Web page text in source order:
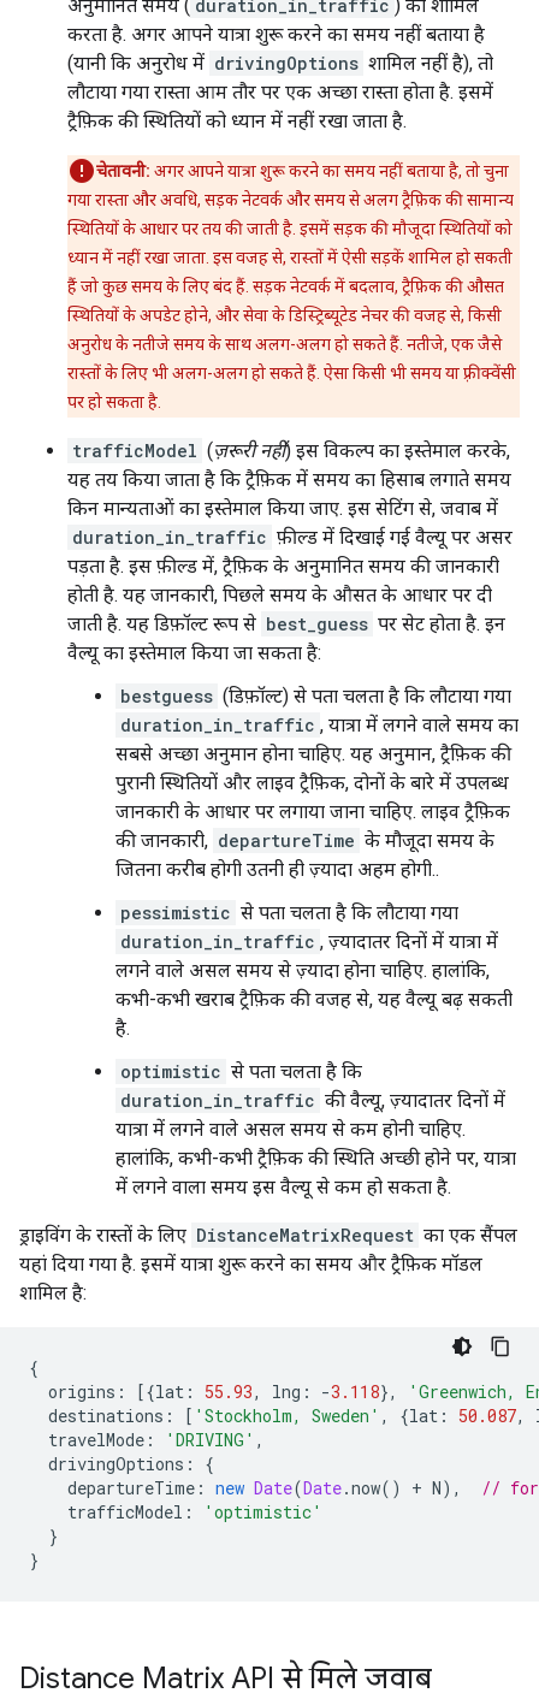
अनुमानित समय ( duration_in_traffic ) को शामिल
करता है. अगर आपने यात्रा शुरू करने का समय नहीं बताया है
(यानी कि अनुरोध में drivingOptions शामिल नहीं है), तो
लौटाया गया रास्ता आम तौर पर एक अच्छा रास्ता होता है. इसमें
ट्रैफ़िक की स्थितियों को ध्यान में नहीं रखा जाता है.
चेतावनी: अगर आपने यात्रा शुरू करने का समय नहीं बताया है, तो चुना
गया रास्ता और अवधि, सड़क नेटवर्क और समय से अलग ट्रैफ़िक की सामान्य
स्थितियों के आधार पर तय की जाती है. इसमें सड़क की मौजूदा स्थितियों को
ध्यान में नहीं रखा जाता. इस वजह से, रास्तों में ऐसी सड़कें शामिल हो सकती
हैं जो कुछ समय के लिए बंद हैं. सड़क नेटवर्क में बदलाव, ट्रैफ़िक की औसत
स्थितियों के अपडेट होने, और सेवा के डिस्ट्रिब्यूटेड नेचर की वजह से, किसी
अनुरोध के नतीजे समय के साथ अलग-अलग हो सकते हैं. नतीजे, एक जैसे
रास्तों के लिए भी अलग-अलग हो सकते हैं. ऐसा किसी भी समय या फ़्रीक्वेंसी
पर हो सकता है.
trafficModel (ज़रूरी नहीं) इस विकल्प का इस्तेमाल करके,
यह तय किया जाता है कि ट्रैफ़िक में समय का हिसाब लगाते समय
किन मान्यताओं का इस्तेमाल किया जाए. इस सेटिंग से, जवाब में
duration_in_traffic फ़ील्ड में दिखाई गई वैल्यू पर असर
पड़ता है. इस फ़ील्ड में, ट्रैफ़िक के अनुमानित समय की जानकारी
होती है. यह जानकारी, पिछले समय के औसत के आधार पर दी
जाती है. यह डिफ़ॉल्ट रूप से best_guess पर सेट होता है. इन
वैल्यू का इस्तेमाल किया जा सकता है:
bestguess (डिफ़ॉल्ट) से पता चलता है कि लौटाया गया
duration_in_traffic , यात्रा में लगने वाले समय का
सबसे अच्छा अनुमान होना चाहिए. यह अनुमान, ट्रैफ़िक की
पुरानी स्थितियों और लाइव ट्रैफ़िक, दोनों के बारे में उपलब्ध
जानकारी के आधार पर लगाया जाना चाहिए. लाइव ट्रैफ़िक
की जानकारी, departureTime के मौजूदा समय के
जितना करीब होगी उतनी ही ज़्यादा अहम होगी..
pessimistic से पता चलता है कि लौटाया गया
duration_in_traffic , ज़्यादातर दिनों में यात्रा में
लगने वाले असल समय से ज़्यादा होना चाहिए. हालांकि,
कभी-कभी खराब ट्रैफ़िक की वजह से, यह वैल्यू बढ़ सकती
है.
optimistic से पता चलता है कि
duration_in_traffic की वैल्यू, ज़्यादातर दिनों में
यात्रा में लगने वाले असल समय से कम होनी चाहिए.
हालांकि, कभी-कभी ट्रैफ़िक की स्थिति अच्छी होने पर, यात्रा
में लगने वाला समय इस वैल्यू से कम हो सकता है.
ड्राइविंग के रास्तों के लिए DistanceMatrixRequest का एक सैंपल
यहां दिया गया है. इसमें यात्रा शुरू करने का समय और ट्रैफ़िक मॉडल
शामिल है:
{
origins : [{lat : 55.93, lng : -3.118},
'Greenwich,
destinations : [ 'Stockholm, Sweden' , {lat : 50.087,
travelMode : 'DRIVING' ,
drivingOptions :
{
departureTime : new Date(Date.now() + N),
// for
trafficModel :
'optimistic'
}
}
Distance Matrix API से मिले जवाब